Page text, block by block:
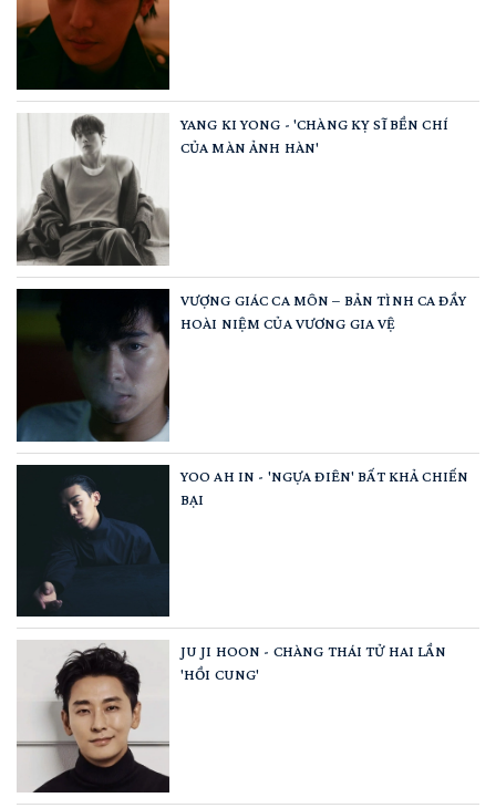
YANG KI YONG - 'CHÀNG KỴ SĨ BỀN CHÍ
CỦA MÀN ẢNH HÀN'
VƯỢNG GIÁC CA MÔN – BẢN TÌNH CA ĐẦY
HOÀI NIỆM CỦA VƯƠNG GIA VỆ
YOO AH IN - 'NGỰA ĐIÊN' BẤT KHẢ CHIẾN
BẠI
JU JI HOON - CHÀNG THÁI TỬ HAI LẦN
'HỒI CUNG'